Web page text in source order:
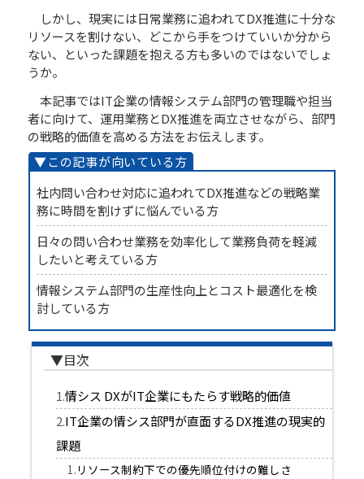
しかし、現実には日常業務に追われてDX推進に十分な
リソースを割けない、どこから手をつけていいか分から
ない、といった課題を抱える方も多いのではないでしょ
うか。
本記事ではIT企業の情報システム部門の管理職や担当
者に向けて、運用業務とDX推進を両立させながら、部門
の戦略的価値を高める方法をお伝えします。
社内問い合わせ対応に追われてDX推進などの戦略業
務に時間を割けずに悩んでいる方
日々の問い合わせ業務を効率化して業務負荷を軽減
したいと考えている方
情報システム部門の生産性向上とコスト最適化を検
討している方
​​​​​​情シス DXがIT企業にもたらす戦略的価値
IT企業の情シス部門が直面するDX推進の現実的
課題​
​​リソース制約下での優先順位付けの難しさ